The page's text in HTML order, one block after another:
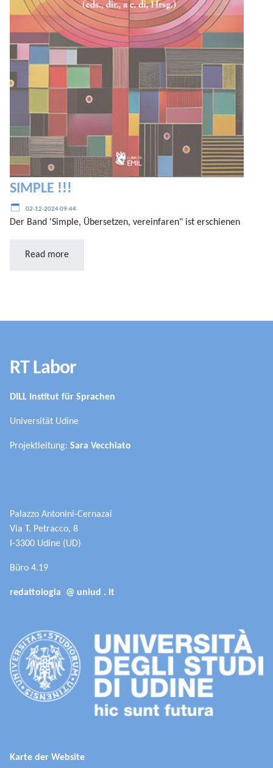
SIMPLE !!!
02-12-2024 09:44
Der Band 'Simple, Übersetzen, vereinfaren" ist erschienen
Read more
RT Labor
DILL Institut für Sprachen
Universität Udine
Projektleitung: Sara Vecchiato
Palazzo Antonini-Cernazai
Via T. Petracco, 8
I-3300 Udine (UD)
Büro 4.19
redattologia @ uniud . it
Karte der Website